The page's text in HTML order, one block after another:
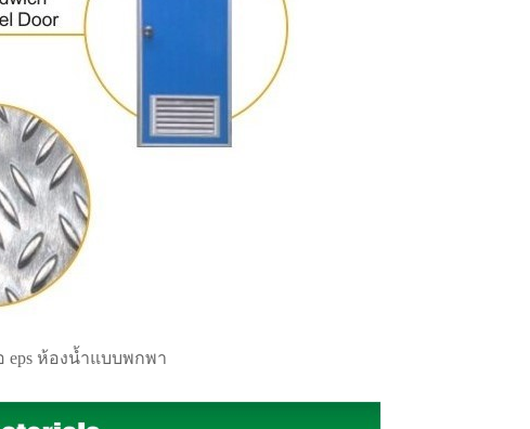
eps ห้องน้ำแบบพกพา